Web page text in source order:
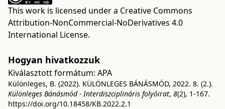
This work is licensed under a Creative Commons
Attribution-NonCommercial-NoDerivatives 4.0
International License.
Hogyan hivatkozzuk
Kiválasztott formátum: APA
Különleges, B. (2022). KÜLÖNLEGES BÁNÁSMÓD, 2022. 8. (2.).
Különleges Bánásmód - Interdiszciplináris folyóirat, 8(2), 1-167.
https://doi.org/10.18458/KB.2022.2.1